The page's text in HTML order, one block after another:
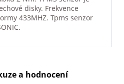
disky. Frekvence
433MHZ. Tpms senzor
a hodnocení